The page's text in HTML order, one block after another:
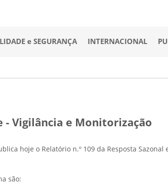
e SEGURANÇA INTERNACIONAL
- Vigilância e Monitorização
hoje o Relatório n.º 109 da Resposta
são: